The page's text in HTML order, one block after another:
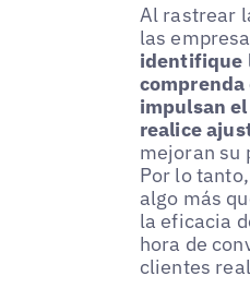
Al rastrear
las
identifique
impulsan
realice
mejoran su
Por lo
algo más
la eficacia
hora de
clientes